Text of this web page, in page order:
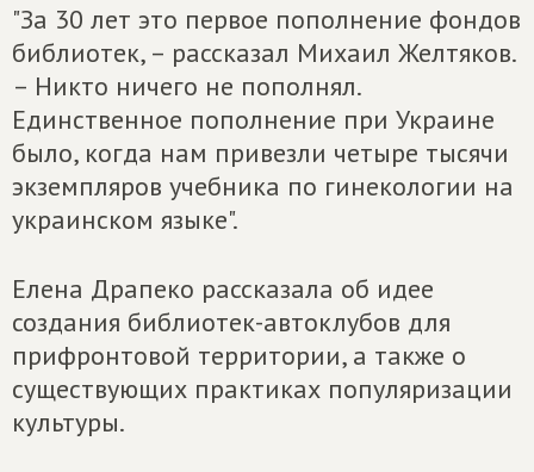
"За 30 лет это первое пополнение фондов
библиотек, – рассказал Михаил Желтяков.
– Никто ничего не пополнял.
Единственное пополнение при Украине
было, когда нам привезли четыре тысячи
экземпляров учебника по гинекологии на
украинском языке".
Елена Драпеко рассказала об идее
создания библиотек-автоклубов для
прифронтовой территории, а также о
существующих практиках популяризации
культуры.